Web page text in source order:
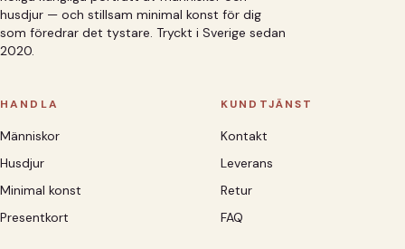
husdjur — och stillsam minimal konst för dig
som föredrar det tystare. Tryckt i Sverige sedan
2020.
HANDLA
Människor
Husdjur
Minimal konst
Presentkort
KUNDTJÄNST
Kontakt
Leverans
Retur
FAQ